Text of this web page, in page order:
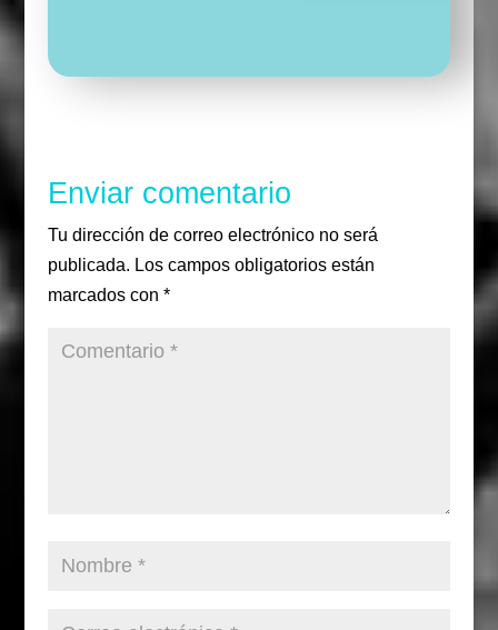
Enviar comentario
Tu dirección de correo electrónico no será
publicada. Los campos obligatorios están
marcados con *